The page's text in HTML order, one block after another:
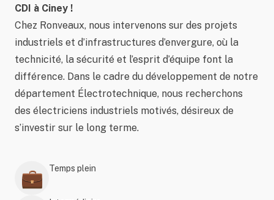
CDI à Ciney !
Chez Ronveaux, nous intervenons sur des projets
industriels et d’infrastructures d’envergure, où la
technicité, la sécurité et l’esprit d’équipe font la
différence. Dans le cadre du développement de notre
département Électrotechnique, nous recherchons
des électriciens industriels motivés, désireux de
s’investir sur le long terme.
💼 Temps plein